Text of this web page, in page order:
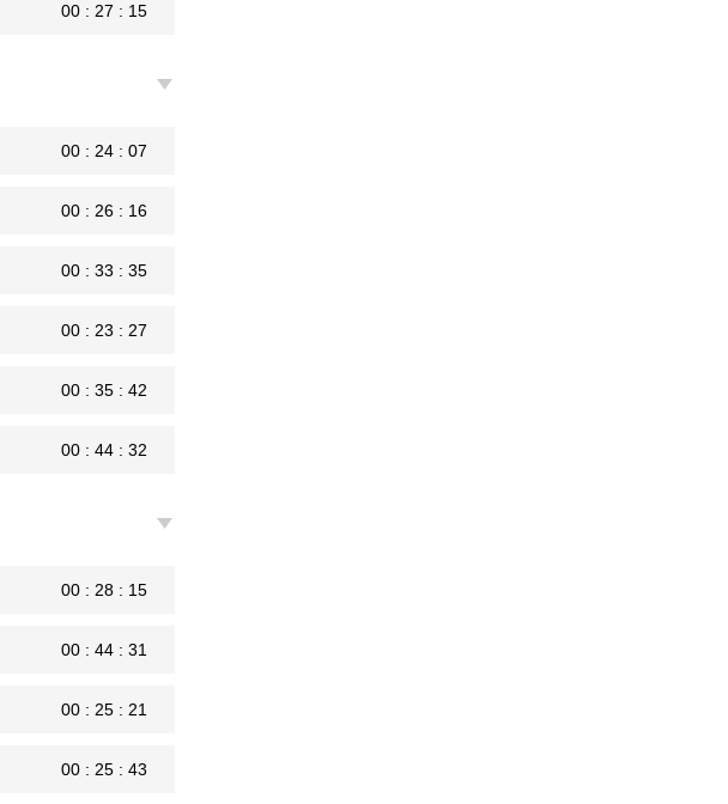
00 : 27 : 15
00 : 24 : 07
00 : 26 : 16
00 : 33 : 35
00 : 23 : 27
00 : 35 : 42
00 : 44 : 32
00 : 28 : 15
00 : 44 : 31
00 : 25 : 21
00 : 25 : 43